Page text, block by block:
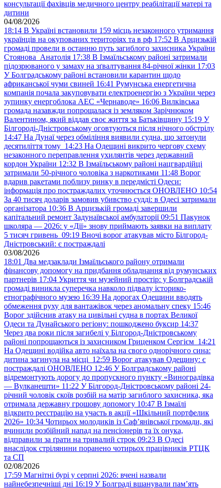
консультації фахівців медичного центру реабілітації матері та
дитини
04/08/2026
18:14 В Україні встановили 159 місць незаконного утримання
українців на окупованих територіях та в рф 17:52 В Арцизькій
громаді провели в останню путь загиблого захисника України
Стоянова Анатолія 17:38 В Ізмаїльському районі затримали
підозрюваного у замаху на зґвалтування 84-річної жінки 17:03
У Болградському районі встановили карантин щодо
африканської чуми свиней 16:41 Румунська енергетична
компанія почала закуповувати електроенергію з України через
зупинку енергоблока АЕС «Чернаводе» 16:06 Вилківська
громада назавжди попрощалася із земляком Зарічнюком
Валентином, який віддав своє життя за Батьківщину 15:19 У
Білгороді-Дністровському оговтуються після нічного обстрілу
14:47 На Дунаї через обміління виявили судна, що затонули
десятиліття тому 14:23 На Одещині викрито чергову схему
незаконного переправлення ухилянтів через державний
кордон України 12:32 В Ізмаїльському районі нацгвардійці
затримали 50-річного чоловіка з наркотиками 11:48 Ворог
вдарив ракетами поблизу ринку в передмісті Одеси:
інформація про постраждалих уточнюється ОНОВЛЕНО 10:54
За 40 тисяч доларів замовив убивство судді: в Одесі затримали
організатора 10:36 В Арцизькій громаді завершили
капітальний ремонт Задунаївської амбулаторії 09:51 Пакунок
школяра — 2026: у «Дії» знову приймають заявки на виплату
5 тисяч гривень 09:19 Вночі ворог атакував місто Білгород-
Дністровський: є постраждалі
03/08/2026
18:01 Два медзаклади Ізмаїльського району отримали
фінансову допомогу на придбання обладнання від румунських
партнерів 17:04 Укриття чи музейний простір: у Болградській
громаді виникла суперечка навколо підвалу історико-
етнографічного музею 16:39 На дорогах Одещини вводять
обмеження руху для вантажівок через аномальну спеку 15:46
Ворог здійснив атаку на цивільні судна в портах Великої
Одеси та Дунайського регіону: пошкоджено буксир 14:37
Через два роки після загибелі у Білгород-Дністровському
районі попрощаються із захисником Гриценком Сергієм 14:21
На Одещині водійка авто наїхала на свого однорічного сина:
дитина загинула на місці 12:59 Ворог атакував Одещину: є
постраждалі ОНОВЛЕНО 12:46 У Болградському районі
відремонтують дорогу до пропускного пункту «Виноградівка
— Вулканешти» 11:22 У Білгород-Дністровському районі 24-
річний чоловік скоїв розбій на матір загиблого захисника, яка
отримала державну грошову допомогу 10:47 В Ізмаїлі
відкрито реєстрацію на участь в акції «Шкільний портфелик
2026» 10:34 Чотирьох молодиків із Саф’янівської громади, які
вчинили розбійний напад на пенсіонерів та їх онука,
відправили за ґрати на тривалий строк 09:23 В Одесі
внаслідок стрілянини поранено чотирьох працівників РТЦК
та СП
02/08/2026
17:59 Магнітні бурі у серпні 2026: вчені назвали
найнебезпечніші дні 16:19 У Болграді вшанували пам’ять